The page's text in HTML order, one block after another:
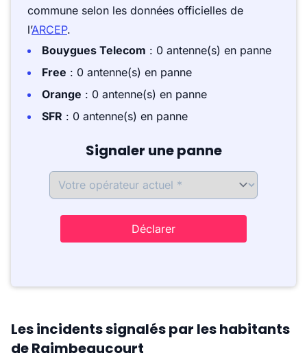
commune selon les données officielles de
l’ARCEP.
Bouygues Telecom : 0 antenne(s) en panne
Free : 0 antenne(s) en panne
Orange : 0 antenne(s) en panne
SFR : 0 antenne(s) en panne
Signaler une panne
Déclarer
Les incidents signalés par les habitants
de Raimbeaucourt